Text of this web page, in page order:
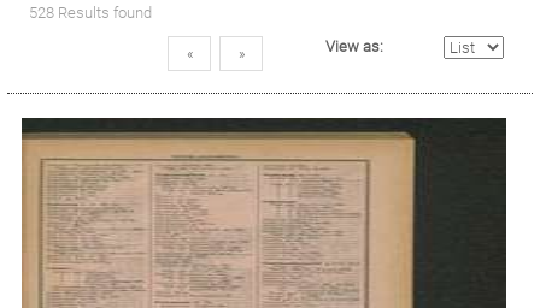
528 Results found
« » View as: